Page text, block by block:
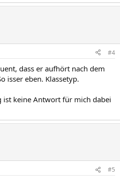
#4
dass er aufhört nach dem
isser eben. Klassetyp.
ist keine Antwort für mich dabei
#5